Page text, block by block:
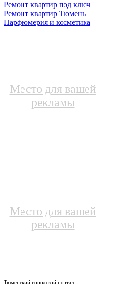
Ремонт квартир под ключ
Ремонт квартир Тюмень
Парфюмерия и косметика
Место для вашей
рекламы
Место для вашей
рекламы
Тюменский городской портал.